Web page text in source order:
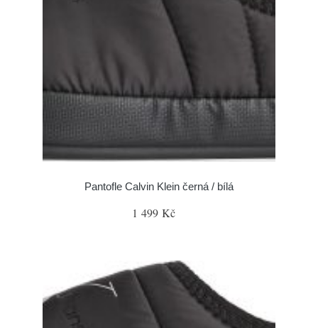
Pantofle Calvin Klein černá / bílá
1 499 Kč